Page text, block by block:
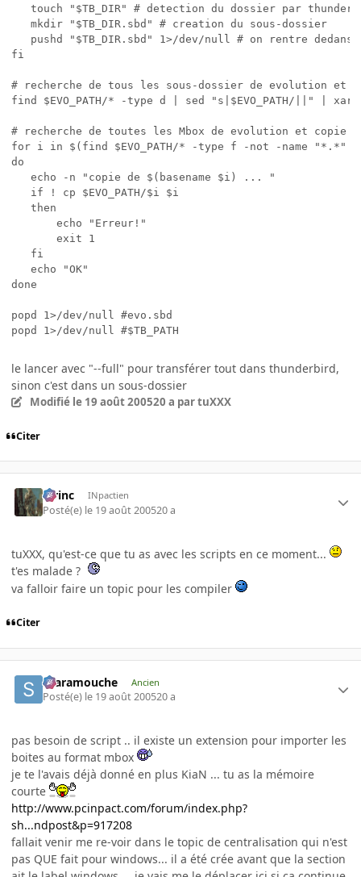
touch "$TB_DIR" # detection du dossier par
mkdir "$TB_DIR.sbd" # creation du sous-dossier
pushd "$TB_DIR.sbd" 1>/dev/null # on rentre dedans
fi
# recherche de tous les sous-dossier de evolution et
find $EVO_PATH/* -type d | sed "s|$EVO_PATH/||" |
# recherche de toutes les Mbox de evolution et copie
for i in $(find $EVO_PATH/* -type f -not -name "*.*" |
do
echo -n "copie de $(basename $i) ... "
if ! cp $EVO_PATH/$i $i
then
echo "Erreur!"
exit 1
fi
echo "OK"
done
popd 1>/dev/null #evo.sbd
popd 1>/dev/null #$TB_PATH
le lancer avec "--full" pour transférer tout dans thunderbird,
sinon c'est dans un sous-dossier
Modifié le 19 août 200520 a par tuXXX
Citer
lorinc INpactien
Posté(e) le 19 août 200520 a
tuXXX, qu'est-ce que tu as avec les scripts en ce moment...
t'es malade ?
va falloir faire un topic pour les compiler
Citer
Scaramouche Ancien
Posté(e) le 19 août 200520 a
pas besoin de script .. il existe un extension pour importer les
boites au format mbox
je te l'avais déjà donné en plus KiaN ... tu as la mémoire
courte
http://www.pcinpact.com/forum/index.php?
sh...ndpost&p=917208
fallait venir me re-voir dans le topic de centralisation qui n'est
pas QUE fait pour windows... il a été crée avant que la section